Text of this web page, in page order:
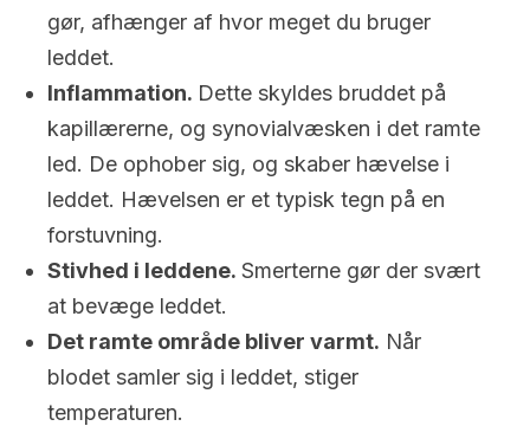
gør, afhænger af hvor meget du bruger
leddet.
Inflammation. Dette skyldes bruddet på
kapillærerne, og synovialvæsken i det ramte
led. De ophober sig, og skaber hævelse i
leddet. Hævelsen er et typisk tegn på en
forstuvning.
Stivhed i leddene. Smerterne gør der svært
at bevæge leddet.
Det ramte område bliver varmt. Når
blodet samler sig i leddet, stiger
temperaturen.